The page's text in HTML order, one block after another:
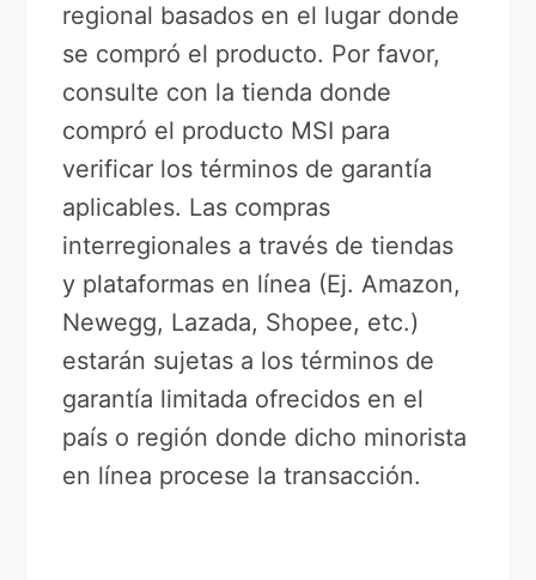
regional basados en el lugar donde
se compró el producto. Por favor,
consulte con la tienda donde
compró el producto MSI para
verificar los términos de garantía
aplicables. Las compras
interregionales a través de tiendas
y plataformas en línea (Ej. Amazon,
Newegg, Lazada, Shopee, etc.)
estarán sujetas a los términos de
garantía limitada ofrecidos en el
país o región donde dicho minorista
en línea procese la transacción.